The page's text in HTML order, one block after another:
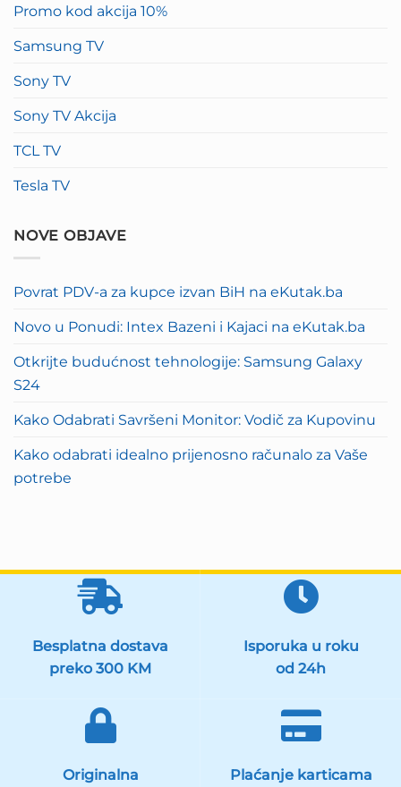
Promo kod akcija 10%
Samsung TV
Sony TV
Sony TV Akcija
TCL TV
Tesla TV
NOVE OBJAVE
Povrat PDV-a za kupce izvan BiH na eKutak.ba
Novo u Ponudi: Intex Bazeni i Kajaci na eKutak.ba
Otkrijte budućnost tehnologije: Samsung Galaxy
S24
Kako Odabrati Savršeni Monitor: Vodič za Kupovinu
Kako odabrati idealno prijenosno računalo za Vaše
potrebe
Besplatna dostava
preko 300 KM
Isporuka u roku
od 24h
Originalna
Plaćanje karticama